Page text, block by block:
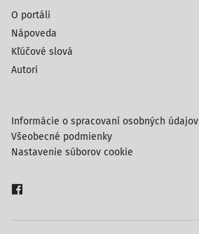
O portáli
Nápoveda
Kľúčové slová
Autori
Informácie o spracovaní osobných údajov
Všeobecné podmienky
Nastavenie súborov cookie